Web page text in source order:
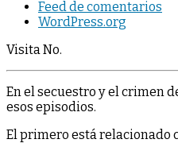
Feed de comentarios
WordPress.org
Visita No.
En el secuestro y el crimen
esos episodios.
El primero está relacionado